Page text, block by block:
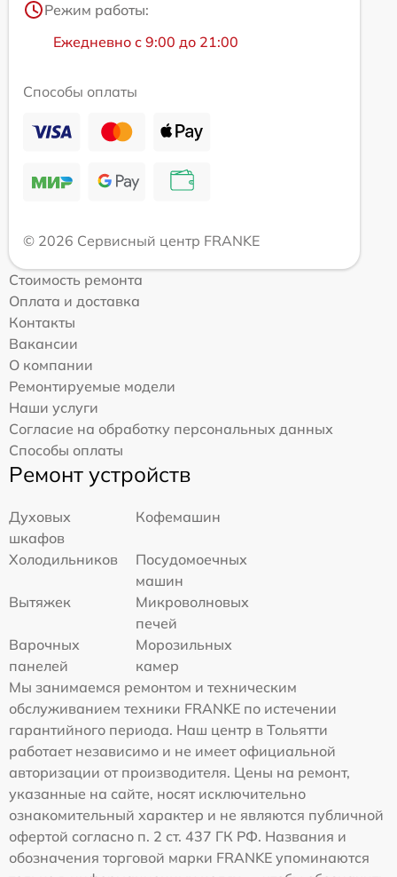
Режим работы:
Ежедневно с 9:00 до 21:00
Способы оплаты
© 2026 Сервисный центр FRANKE
Стоимость ремонта
Оплата и доставка
Контакты
Вакансии
О компании
Ремонтируемые модели
Наши услуги
Согласие на обработку персональных данных
Способы оплаты
Ремонт устройств
Духовых
шкафов
Кофемашин
Холодильников
Посудомоечных
машин
Вытяжек
Микроволновых
печей
Варочных
панелей
Морозильных
камер
Мы занимаемся ремонтом и техническим
обслуживанием техники FRANKE по истечении
гарантийного периода. Наш центр в Тольятти
работает независимо и не имеет официальной
авторизации от производителя. Цены на ремонт,
указанные на сайте, носят исключительно
ознакомительный характер и не являются публичной
офертой согласно п. 2 ст. 437 ГК РФ. Названия и
обозначения торговой марки FRANKE упоминаются